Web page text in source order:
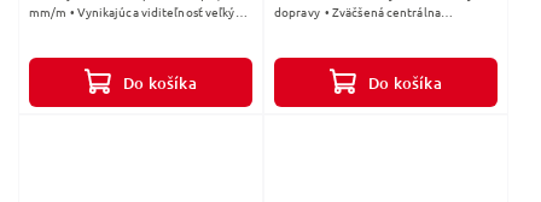
Do košíka
mm/m • Vynikajúca viditeľnosť veľkých
Do košíka
dopravy • Zväčšená centrálna